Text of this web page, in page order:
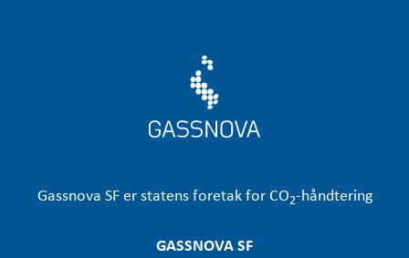
Gassnova SF er statens foretak for CO2-håndtering
GASSNOVA SF